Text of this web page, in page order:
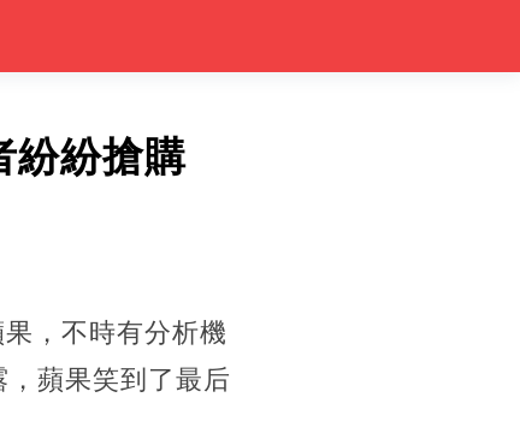
紛紛搶購
，不時有分析機
蘋果笑到了最后